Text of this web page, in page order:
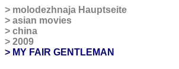
> molodezhnaja Hauptseite
> asian movies
> china
> 2009
> MY FAIR GENTLEMAN